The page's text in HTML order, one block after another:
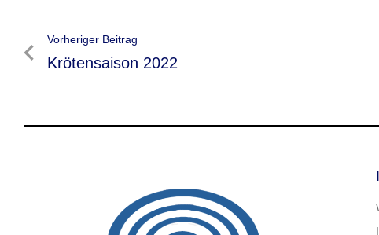
Beitragsnavigation
Vorheriger Beitrag
Vorheriger
Krötensaison 2022